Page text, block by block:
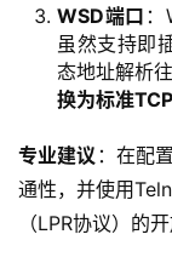
WSD端口
虽然支持即
态地址解析
换为标准
专业建议 ：在配
通性，并使用
（LPR协议）的